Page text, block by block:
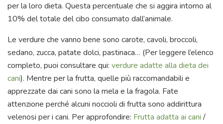
per la loro dieta. Questa percentuale che si aggira intorno al
10% del totale del cibo consumato dall’animale.
Le verdure che vanno bene sono carote, cavoli, broccoli,
sedano, zucca, patate dolci, pastinaca… (Per leggere l’elenco
completo, puoi consultare qui: verdure adatte alla dieta dei
cani). Mentre per la frutta, quelle più raccomandabili e
apprezzate dai cani sono la mela e la fragola. Fate
attenzione perché alcuni noccioli di frutta sono addirittura
velenosi per i cani. Per approfondire: Frutta adatta ai cani /